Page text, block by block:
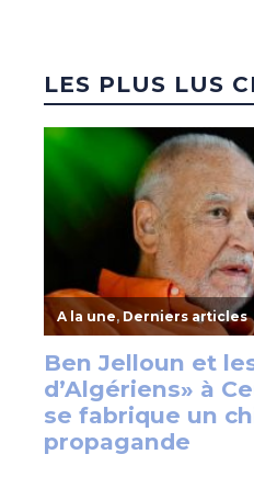
LES PLUS LUS